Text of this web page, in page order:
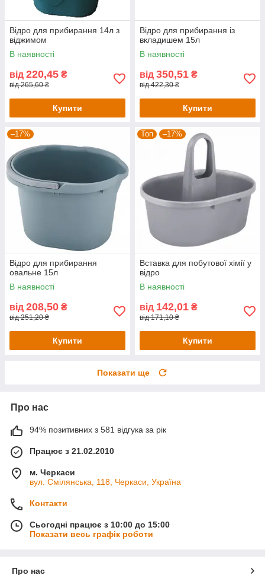
Відро для прибирання 14л з
віджимом
В наявності
від 220,45 ₴
від 265,60 ₴
Купити
Відро для прибирання із
вкладишем 15л
В наявності
від 350,51 ₴
від 422,30 ₴
Купити
–17%
Відро для прибирання
овальне 15л
В наявності
від 208,50 ₴
від 251,20 ₴
Купити
Топ –17%
Вставка для побутової хімії у
відро
В наявності
від 142,01 ₴
від 171,10 ₴
Купити
Показати ще
Про нас
94% позитивних з 581 відгука за рік
Працює з 21.02.2010
м. Черкаси
вул. Смілянська, 118, Черкаси, Україна
Контакти
Сьогодні працює з 10:00 до 15:00
Показати весь графік роботи
Про нас